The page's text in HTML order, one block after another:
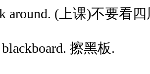
around. (上课)不要看四
擦黑板.